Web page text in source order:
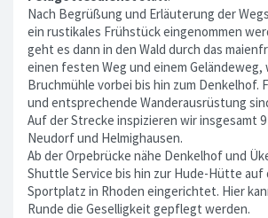
Nach Begrüßung und Erläuterung der
ein rustikales Frühstück eingenommen
geht es dann in den Wald durch das
einen festen Weg und einem Geländeweg,
Bruchmühle vorbei bis hin zum Denkelhof.
und entsprechende Wanderausrüstung
Auf der Strecke inspizieren wir insgesamt
Neudorf und Helmighausen.
Ab der Orpebrücke nähe Denkelhof und
Shuttle Service bis hin zur Hude-Hütte auf
Sportplatz in Rhoden eingerichtet. Hier
Runde die Geselligkeit gepflegt werden.